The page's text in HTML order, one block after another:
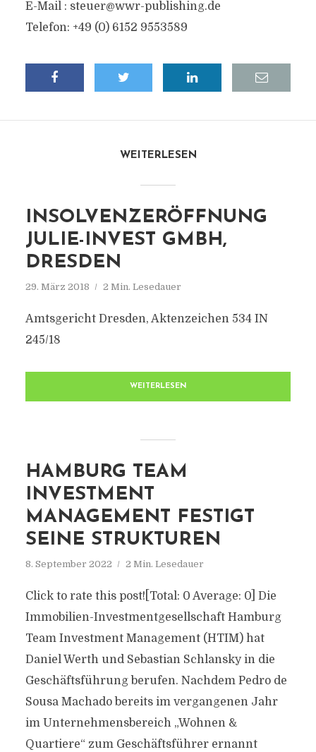
E-Mail : steuer@wwr-publishing.de
Telefon: +49 (0) 6152 9553589
WEITERLESEN
INSOLVENZERÖFFNUNG
JULIE-INVEST GMBH,
DRESDEN
29. März 2018 2 Min. Lesedauer
Amtsgericht Dresden, Aktenzeichen 534 IN
245/18
WEITERLESEN
HAMBURG TEAM
INVESTMENT
MANAGEMENT FESTIGT
SEINE STRUKTUREN
8. September 2022 2 Min. Lesedauer
Click to rate this post![Total: 0 Average: 0] Die
Immobilien-Investmentgesellschaft Hamburg
Team Investment Management (HTIM) hat
Daniel Werth und Sebastian Schlansky in die
Geschäftsführung berufen. Nachdem Pedro de
Sousa Machado bereits im vergangenen Jahr
im Unternehmensbereich „Wohnen &
Quartiere“ zum Geschäftsführer ernannt